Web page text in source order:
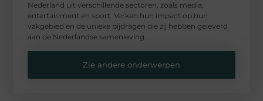
Nederland uit verschillende sectoren, zoals media,
entertainment en sport. Verken hun impact op hun
vakgebied en de unieke bijdragen die zij hebben geleverd
aan de Nederlandse samenleving.
Zie andere onderwerpen